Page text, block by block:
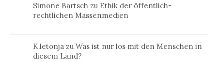
Simone Bartsch zu Ethik der öffentlich-
rechtlichen Massenmedien
K.letonja zuWas ist nur los mit den Menschen in
diesem Land?